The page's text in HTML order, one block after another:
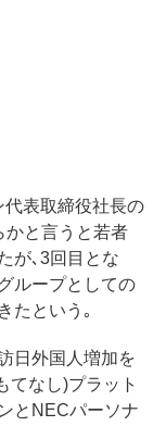
表取締役社長の
かと言うと若者
が､3回目とな
ループとしての
たという｡
日外国人増加を
てなし)プラット
とNECパーソナ